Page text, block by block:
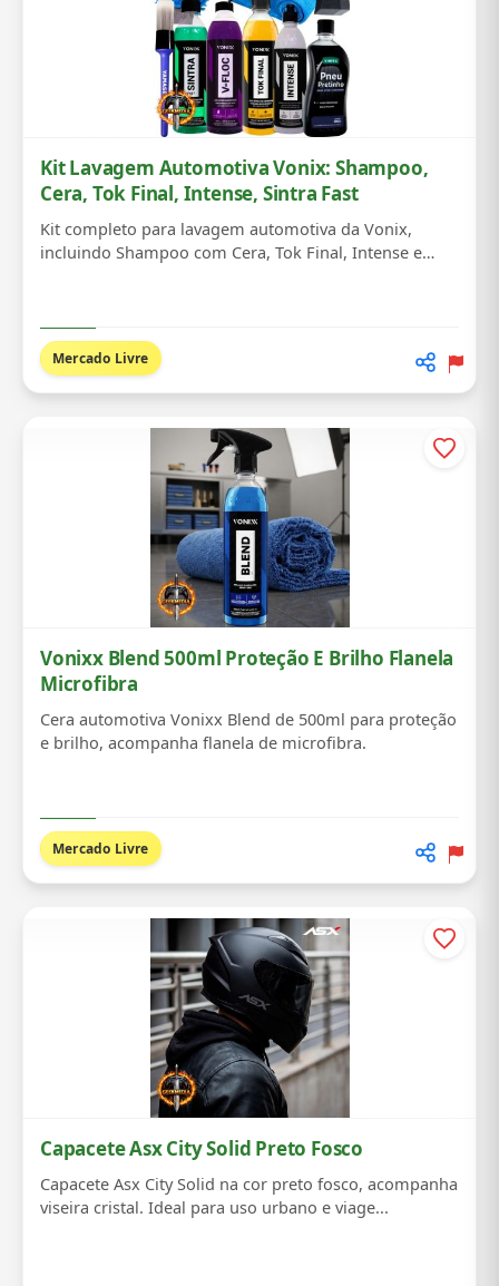
Kit Lavagem Automotiva Vonix: Shampoo,
Cera, Tok Final, Intense, Sintra Fast
Kit completo para lavagem automotiva da Vonix,
incluindo Shampoo com Cera, Tok Final, Intense e
Mercado Livre
Vonixx Blend 500ml Proteção E Brilho Flanela
Microfibra
Cera automotiva Vonixx Blend de 500ml para proteção
e brilho, acompanha flanela de microfibra.
Mercado Livre
Capacete Asx City Solid Preto Fosco
Capacete Asx City Solid na cor preto fosco, acompanha
viseira cristal. Ideal para uso urbano e viage...